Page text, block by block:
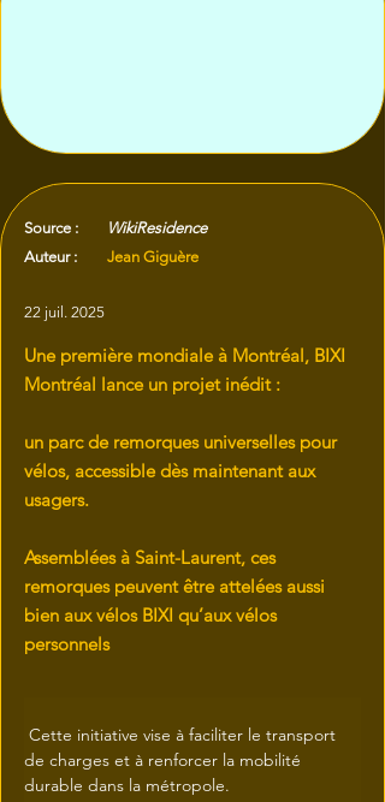
Source :
WikiResidence
Auteur :
Jean Giguère
22 juil. 2025
Une première mondiale à Montréal, BIXI
Montréal lance un projet inédit :
un parc de remorques universelles pour
vélos, accessible dès maintenant aux
usagers.
Assemblées à Saint-Laurent, ces
remorques peuvent être attelées aussi
bien aux vélos BIXI qu’aux vélos
personnels
Cette initiative vise à faciliter le transport
de charges et à renforcer la mobilité
durable dans la métropole.